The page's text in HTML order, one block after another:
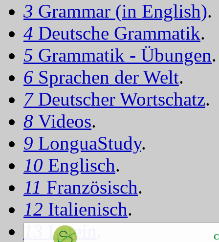
3 Grammar (in English).
4 Deutsche Grammatik.
5 Grammatik - Übungen.
6 Sprachen der Welt.
7 Deutscher Wortschatz.
8 Videos.
9 LonguaStudy.
10 Englisch.
11 Französisch.
12 Italienisch.
Latein